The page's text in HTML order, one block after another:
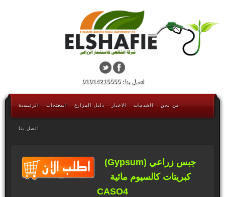
اتصل بنا: 01014215555
الرئيسية المنتجات دليل المزارع الاخبار الخدمات من نحن
اتصل بنا
جبس زراعي (Gypsum)
كبريتات كالسيوم مائية
CASO4